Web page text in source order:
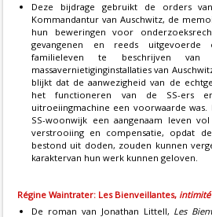
Deze bijdrage gebruikt de orders
Kommandantur van Auschwitz, de
hun beweringen voor
gevangenen en reeds
familieleven te beschrijven
massavernietiginginstallaties van
blijkt dat de aanwezigheid van de
het functioneren van de SS-ers
uitroeiingmachine een voorwaarde
SS-woonwijk een aangenaam leven
verstrooiing en compensatie, opdat
bestond uit doden, zouden kunnen
karaktervan hun werk kunnen geloven.
Régine Waintrater: Les Bienveillantes,
De roman van Jonathan Littell, Les